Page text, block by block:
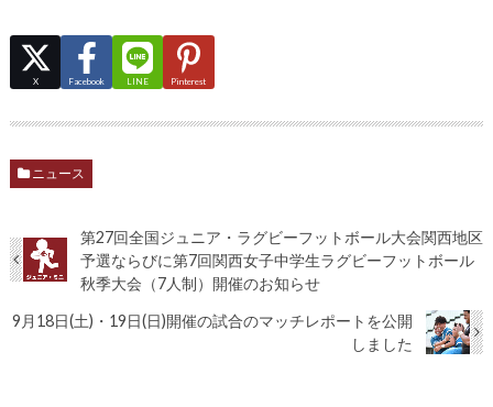
X Facebook LINE Pinterest
ニュース
第27回全国ジュニア・ラグビーフットボール大会関西地区
予選ならびに第7回関西女子中学生ラグビーフットボール
秋季大会（7人制）開催のお知らせ
9月18日(土)・19日(日)開催の試合のマッチレポートを公開
しました